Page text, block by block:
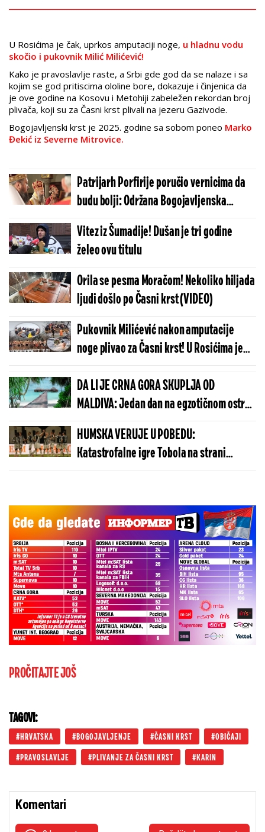
U Rosićima je čak, uprkos amputaciji noge, u hladnu vodu
skočio i pukovnik Milić Milićević!
Kako je pravoslavlje raste, a Srbi gde god da se nalaze i sa
kojim se god pritiscima ololine bore, dokazuje i činjenica da
je ove godine na Kosovu i Metohiji zabeležen rekordan broj
plivača, koji su za Časni krst plivali na jezeru Gazivode.
Bogojavljenski krst je 2025. godine sa sobom poneo Marko
Đekić iz Severne Mitrovice.
Patrijarh Porfirije poručio vernicima da
budu bolji: Održana Bogojavljenska
liturgija u hramu Svetog Save
Vitez iz Šumadije! Dušan je tri godine
želeo ovu titulu
Orila se pesma Moračom! Nekoliko hiljada
ljudi došlo po Časni krst (VIDEO)
Pukovnik Milićević nakon amputacije
noge plivao za Časni krst! U Rosićima je
najbrža bila Jovana (VIDEO)
DA LI JE CRNA GORA SKUPLJA OD
MALDIVA: Jedan dan na egzotičnom ostrvu
može da košta manje nego u Budvi
HUMSKA VERUJE U POBEDU:
Katastrofalne igre Tobola na strani
ulivaju samopouzdanje Partizanu
PROČITAJTE JOŠ
TAGOVI:
HRVATSKA BOGOJAVLJENJE ČASNI KRST OBIČAJI
PRAVOSLAVLJE PLIVANJE ZA ČASNI KRST KARIN
Komentari